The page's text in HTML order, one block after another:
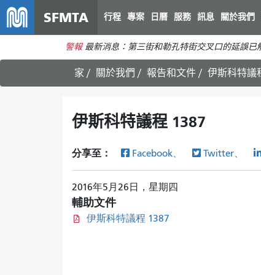
SFMTA 行程 專案 日曆 服務 訊息 關於我們
警報 最新消息：第三街和勒孔特街交叉口的延誤
家 關於我們 報告和文件 伊斯科特議
伊斯科特議程 1387
分享至： Facebook、 Twitter、
2016年5月26日，星期四
輔助文件
伊斯科特議程 1387